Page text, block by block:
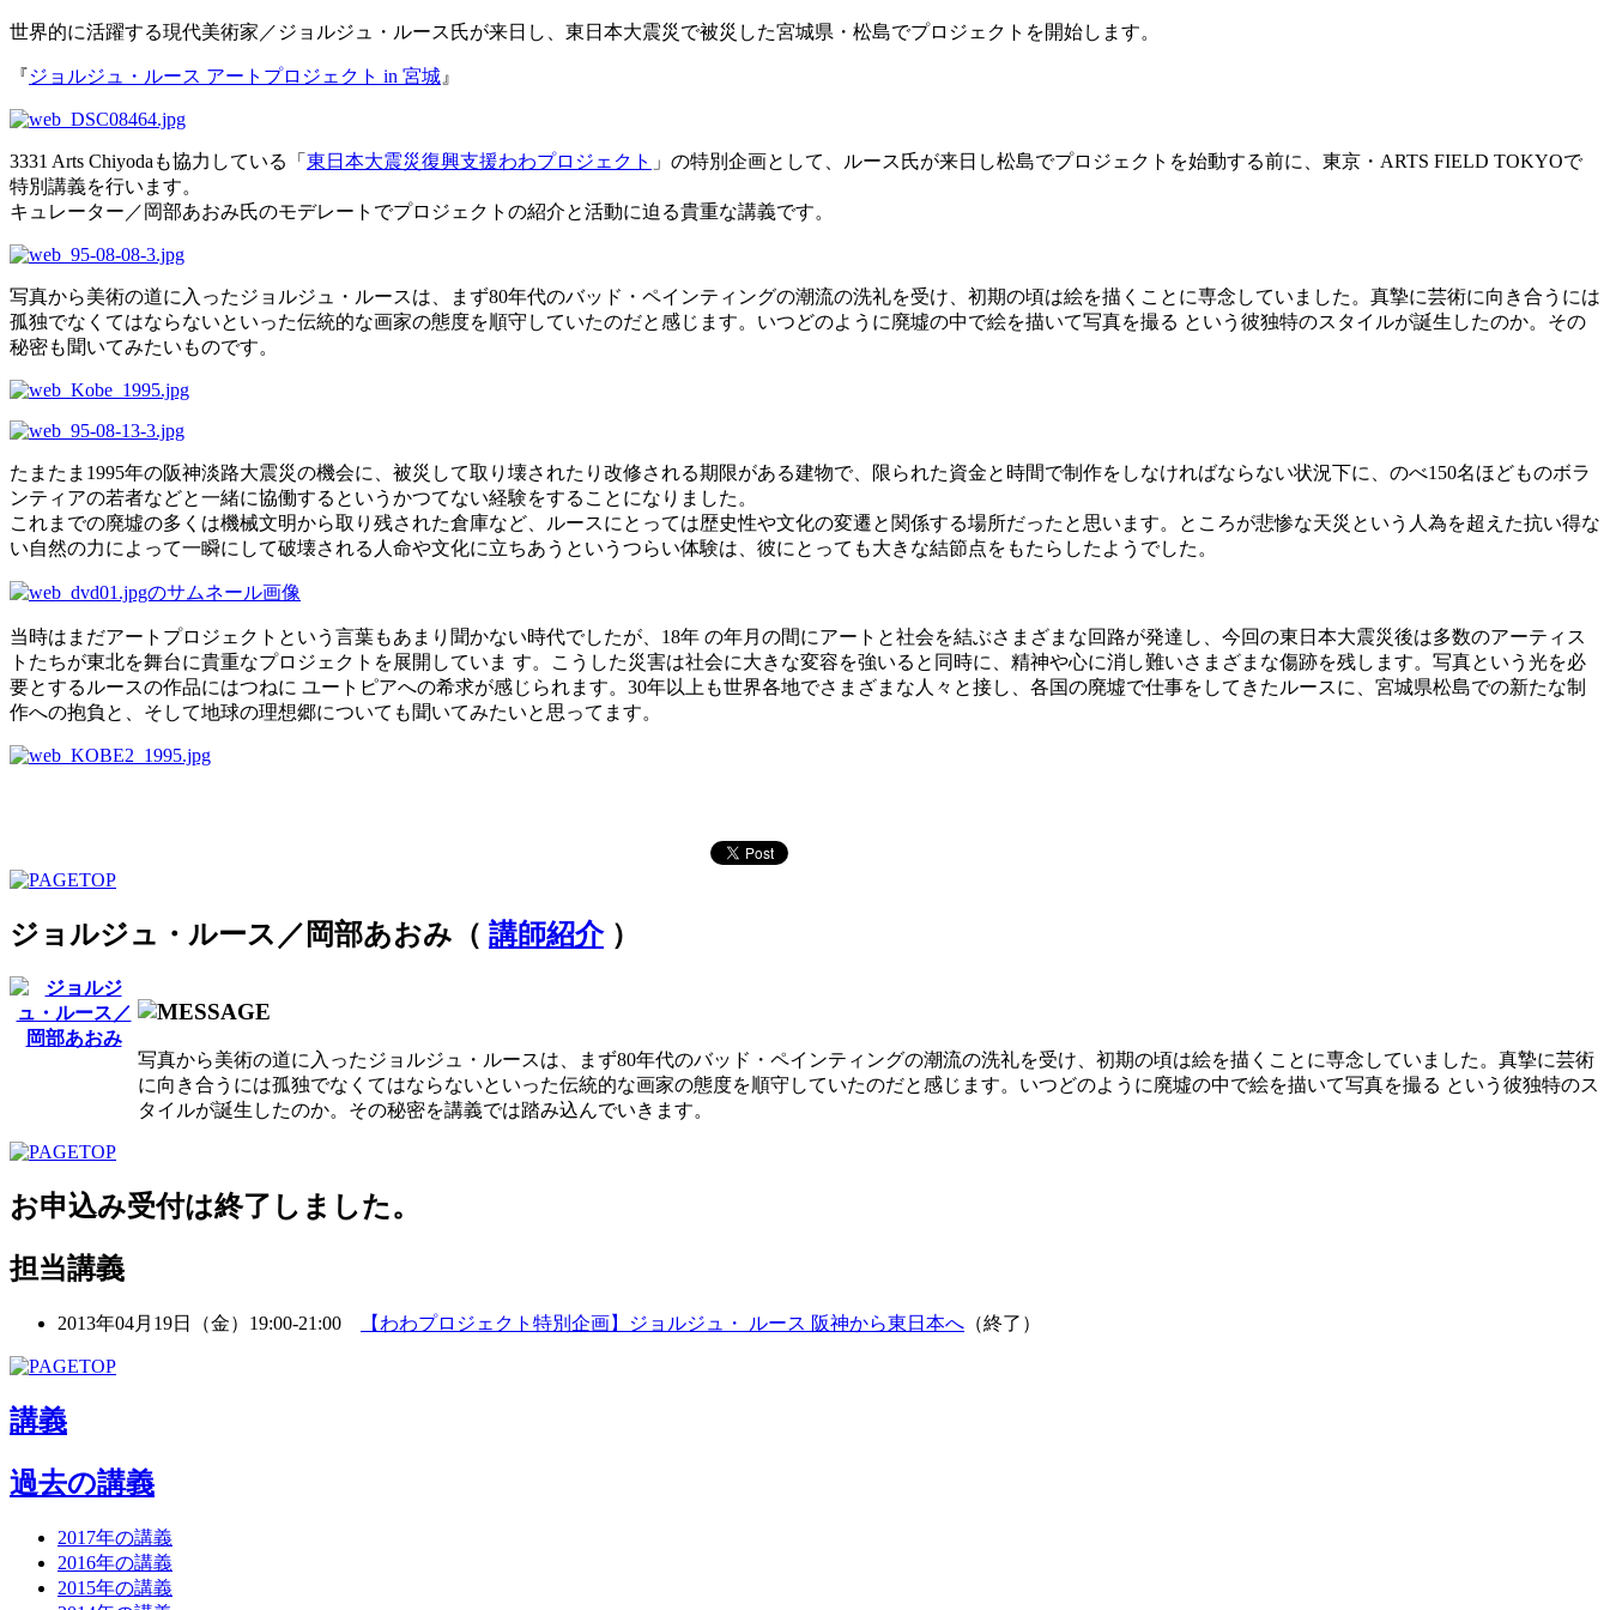
世界的に活躍する現代美術家／ジョルジュ・ルース氏が来日し、東日本大震災で被災した宮城県・松島でプロジェクトを開始します。
『ジョルジュ・ルース アートプロジェクト in 宮城 』
3331 Arts Chiyodaも協力している「 東日本大震災復興支援わわプロジェクト 」の特別企画として、ルース氏が来日し松島でプロジェクトを始動する前に、東京・ARTS FIELD TOKYOで
特別講義を行います。
キュレーター／岡部あおみ氏のモデレートでプロジェクトの紹介と活動に迫る貴重な講義です。
写真から美術の道に入ったジョルジュ・ルースは、まず80年代のバッド・ペインティングの潮流の洗礼を受け、初期の頃は絵を描くことに専念していました。真摯に芸術に向き合うには
孤独でなくてはならないといった伝統的な画家の態度を順守していたのだと感じます。いつどのように廃墟の中で絵を描いて写真を撮る という彼独特のスタイルが誕生したのか。その
秘密も聞いてみたいものです。
たまたま1995年の阪神淡路大震災の機会に、被災して取り壊されたり改修される期限がある建物で、限られた資金と時間で制作をしなければならない状況下に、のべ150名ほどものボラ
ンティアの若者などと一緒に協働するというかつてない経験をすることになりました。
これまでの廃墟の多くは機械文明から取り残された倉庫など、ルースにとっては歴史性や文化の変遷と関係する場所だったと思います。ところが悲惨な天災という人為を超えた抗い得な
い自然の力によって一瞬にして破壊される人命や文化に立ちあうというつらい体験は、彼にとっても大きな結節点をもたらしたようでした。
当時はまだアートプロジェクトという言葉もあまり聞かない時代でしたが、18年 の年月の間にアートと社会を結ぶさまざまな回路が発達し、今回の東日本大震災後は多数のアーティス
トたちが東北を舞台に貴重なプロジェクトを展開していま す。こうした災害は社会に大きな変容を強いると同時に、精神や心に消し難いさまざまな傷跡を残します。写真という光を必
要とするルースの作品にはつねに ユートピアへの希求が感じられます。30年以上も世界各地でさまざまな人々と接し、各国の廃墟で仕事をしてきたルースに、宮城県松島での新たな制
作への抱負と、そして地球の理想郷についても聞いてみたいと思ってます。
ジョルジュ・ルース／岡部あおみ（ 講師紹介）
写真から美術の道に入ったジョルジュ・ルースは、まず80年代のバッド・ペインティングの潮流の洗礼を受け、初期の頃は絵を描くことに専念していました。真摯に芸術
に向き合うには孤独でなくてはならないといった伝統的な画家の態度を順守していたのだと感じます。いつどのように廃墟の中で絵を描いて写真を撮る という彼独特のス
タイルが誕生したのか。その秘密を講義では踏み込んでいきます。
お申込み受付は終了しました。
担当講義
2013年04月19日（金）19:00-21:00 【わわプロジェクト特別企画】ジョルジュ・ ルース 阪神から東日本へ （終了）
講義
過去の講義
2017年の講義
2016年の講義
2015年の講義